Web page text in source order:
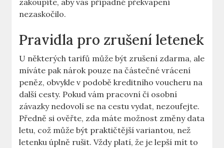
zakoupíte, aby vás případné překvapení
nezaskočilo.
Pravidla pro zrušení letenek
U některých tarifů může být zrušení zdarma, ale
míváte pak nárok pouze na částečné vrácení
peněz, obvykle v podobě kreditního voucheru na
další cesty. Pokud vám pracovní či osobní
závazky nedovolí se na cestu vydat, nezoufejte.
Předně si ověřte, zda máte možnost změny data
letu, což může být praktičtější variantou, než
letenku úplně rušit. Vždy platí, že je lepší mít to